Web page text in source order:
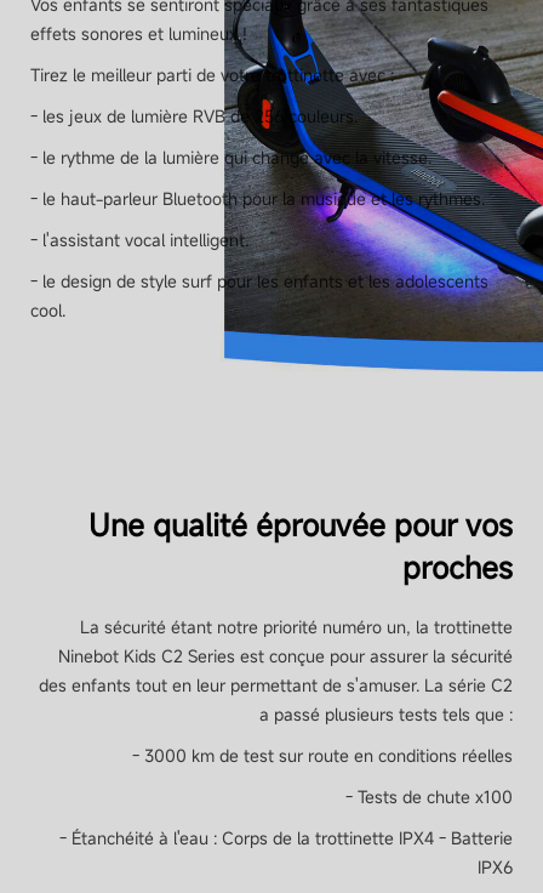
Vos enfants se sentiront spéciaux grâce à ses fantastiques
effets sonores et lumineux !
Tirez le meilleur parti de votre trottinette avec :
- les jeux de lumière RVB de 256 couleurs.
- le rythme de la lumière qui change avec la vitesse.
- le haut-parleur Bluetooth pour la musique et les rythmes.
- l'assistant vocal intelligent.
- le design de style surf pour les enfants et les adolescents
cool.
Une qualité éprouvée pour vos
proches
La sécurité étant notre priorité numéro un, la trottinette
Ninebot Kids C2 Series est conçue pour assurer la sécurité
des enfants tout en leur permettant de s'amuser. La série C2
a passé plusieurs tests tels que :
- 3000 km de test sur route en conditions réelles
- Tests de chute x100
- Étanchéité à l'eau : Corps de la trottinette IPX4 - Batterie
IPX6
Temps de charge
Environ 4 heures
Moteur
Puissance de sortie
Freins
Frein à tambour à l'arrière
Lumière